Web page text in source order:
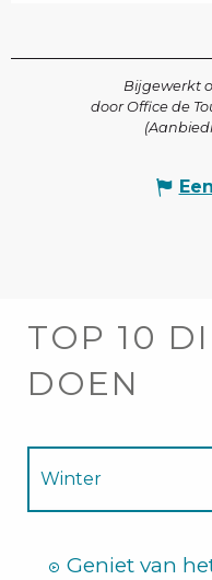
Bijgewerkt
door Office de
TOP 10
DOEN
Winter
Geniet van